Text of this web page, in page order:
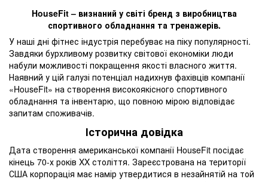
HouseFit – визнаний у світі бренд з виробництва
спортивного обладнання та тренажерів.
У наші дні фітнес індустрія перебуває на піку популярності.
Завдяки бурхливому розвитку світової економіки люди
набули можливості покращення якості власного життя.
Наявний у цій галузі потенціал надихнув фахівців компанії
«HouseFit» на створення високоякісного спортивного
обладнання та інвентарю, що повною мірою відповідає
запитам споживачів.
Історична довідка
Дата створення американської компанії HouseFit посідає
кінець 70-х років XX століття. Зареєстрована на території
США корпорація має намір утвердитися в незайнятій на той